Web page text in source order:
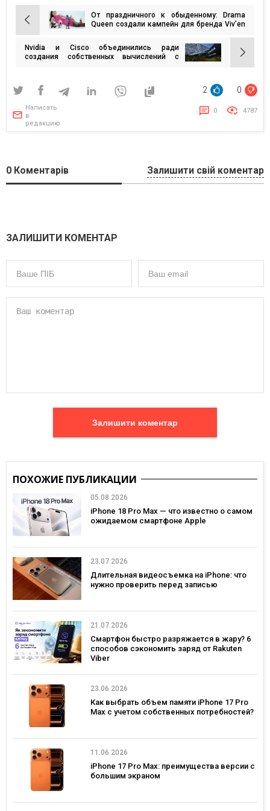
Навигация
по
записям
От праздничного к обыденному: Drama
Queen создали кампейн для бренда Viv’en
Nvidia и Cisco объединились ради
создания собственных вычислений с
2 0
Написать
в
редакцию
0 4787
0 Коментарів Залишити свій коментар
ЗАЛИШИТИ КОМЕНТАР
Залишити коментар
ПОХОЖИЕ ПУБЛИКАЦИИ
05.08.2026
iPhone 18 Pro Max — что известно о самом
ожидаемом смартфоне Apple
23.07.2026
Длительная видеосъемка на iPhone: что
нужно проверить перед записью
21.07.2026
Смартфон быстро разряжается в жару? 6
способов сэкономить заряд от Rakuten
Viber
23.06.2026
Как выбрать объем памяти iPhone 17 Pro
Max с учетом собственных потребностей?
11.06.2026
iPhone 17 Pro Max: преимущества версии с
большим экраном